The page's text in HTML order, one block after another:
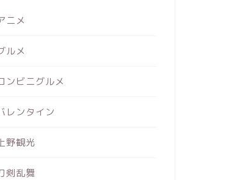
ニメ
ルメ
ンビニグルメ
レンタイン
上野観光
剣乱舞